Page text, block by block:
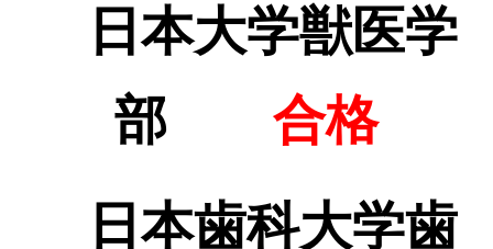
日本大学獣医学
部 合格
日本歯科大学歯